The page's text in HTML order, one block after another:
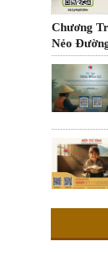
Chương
Nẻo